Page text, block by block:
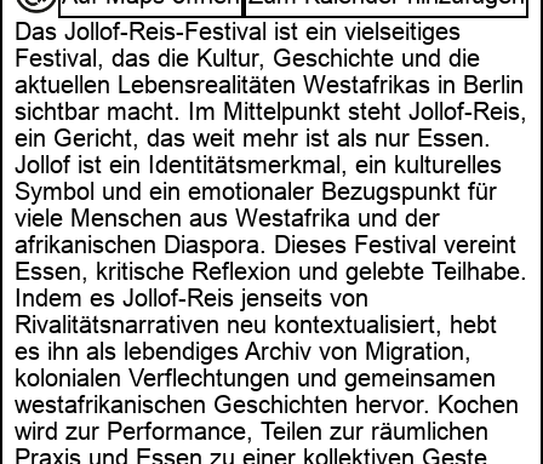
Das Jollof-Reis-Festival ist ein vielseitiges
Festival, das die Kultur, Geschichte und die
aktuellen Lebensrealitäten Westafrikas in Berlin
sichtbar macht. Im Mittelpunkt steht Jollof-Reis,
ein Gericht, das weit mehr ist als nur Essen.
Jollof ist ein Identitätsmerkmal, ein kulturelles
Symbol und ein emotionaler Bezugspunkt für
viele Menschen aus Westafrika und der
afrikanischen Diaspora. Dieses Festival vereint
Essen, kritische Reflexion und gelebte Teilhabe.
Indem es Jollof-Reis jenseits von
Rivalitätsnarrativen neu kontextualisiert, hebt
es ihn als lebendiges Archiv von Migration,
kolonialen Verflechtungen und gemeinsamen
westafrikanischen Geschichten hervor. Kochen
wird zur Performance, Teilen zur räumlichen
Praxis und Essen zu einer kollektiven Geste